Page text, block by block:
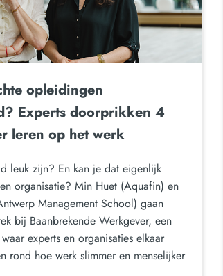
opleidingen
Experts doorprikken 4
leren op het werk
leuk zijn? En kan je dat eigenlijk
organisatie? Min Huet (Aquafin) en
Management School) gaan
bij Baanbrekende Werkgever, een
experts en organisaties elkaar
rond hoe werk slimmer en menselijker